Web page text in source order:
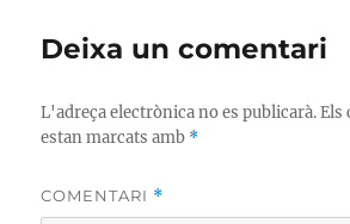
Deixa un comentari
L'adreça electrònica no es publicarà. Els
estan marcats amb *
COMENTARI *